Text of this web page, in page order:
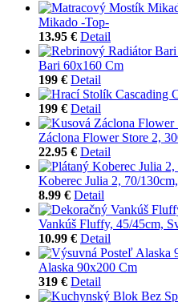
Mikado -Top-
13.95 € Detail
Bari 60x160 Cm
199 € Detail
199 € Detail
Záclona Flower Store 2,
22.95 € Detail
Koberec Julia 2, 70/
8.99 € Detail
Vankúš Fluffy, 45/45cm,
10.99 € Detail
Alaska 90x200 Cm
319 € Detail